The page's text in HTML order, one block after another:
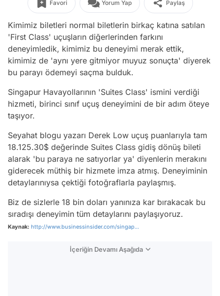
Favori Yorum Yap Paylaş
Kimimiz biletleri normal biletlerin birkaç katına satılan
'First Class' uçuşların diğerlerinden farkını
deneyimledik, kimimiz bu deneyimi merak ettik,
kimimiz de 'aynı yere gitmiyor muyuz sonuçta' diyerek
bu parayı ödemeyi saçma bulduk.
Singapur Havayollarının 'Suites Class' ismini verdiği
hizmeti, birinci sınıf uçuş deneyimini de bir adım öteye
taşıyor.
Seyahat blogu yazarı Derek Low uçuş puanlarıyla tam
18.125.30$ değerinde Suites Class gidiş dönüş bileti
alarak 'bu paraya ne satıyorlar ya' diyenlerin merakını
giderecek müthiş bir hizmete imza atmış. Deneyiminin
detaylarınıysa çektiği fotoğraflarla paylaşmış.
Biz de sizlerle 18 bin doları yanınıza kar bırakacak bu
sıradışı deneyimin tüm detaylarını paylaşıyoruz.
Kaynak: http://www.businessinsider.com/singap...
İçeriğin Devamı Aşağıda